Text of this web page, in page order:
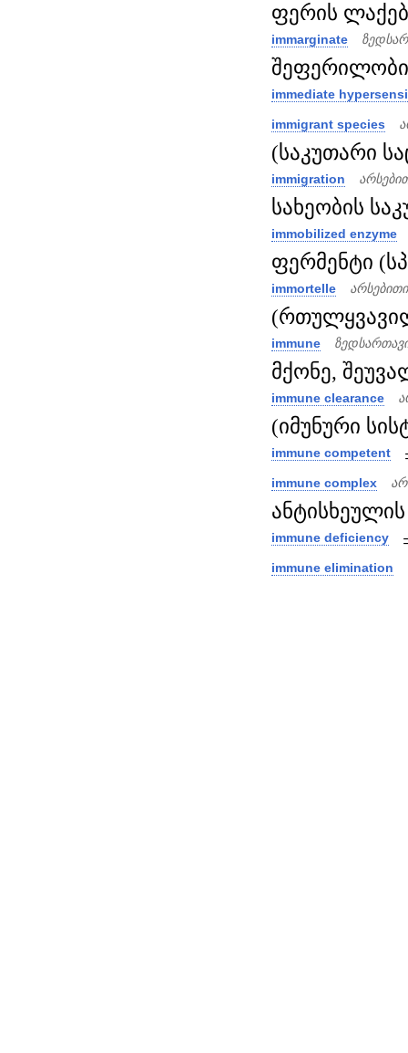
ფერის
immarginate
immediate
immigrant species
(საკუთარი
immigration
სახეობის
immobilized enzyme
ფერმენტი
immortelle
immune
მქონე,
immune clearance
(იმუნური
immune competent
immune complex
immune deficiency
immune elimination